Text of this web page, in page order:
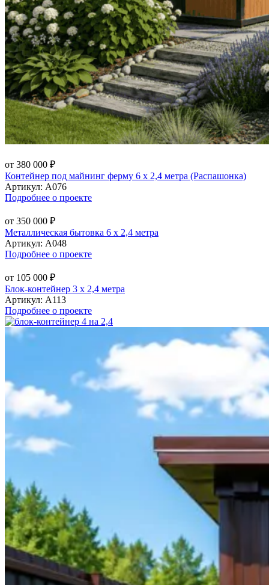
от 380 000 ₽
Контейнер под майнинг ферму 6 х 2,4 метра (Распашонка)
Артикул: А076
Подробнее о проекте
от 350 000 ₽
Металлическая бытовка 6 х 2,4 метра
Артикул: А048
Подробнее о проекте
от 105 000 ₽
Блок-контейнер 3 х 2,4 метра
Артикул: А113
Подробнее о проекте